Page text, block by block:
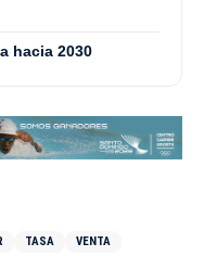
hacia 2030
TASA VENTA